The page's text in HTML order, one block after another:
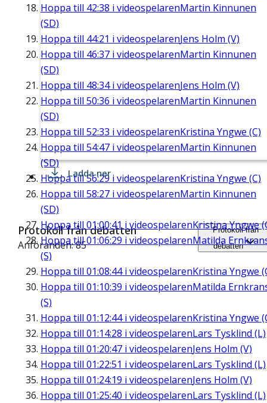
Hoppa till 42:38 i videospelarenMartin Kinnunen
(SD)
Hoppa till 44:21 i videospelarenJens Holm (V)
Hoppa till 46:37 i videospelarenMartin Kinnunen
(SD)
Hoppa till 48:34i videospelarenJens Holm (V)
Hoppa till 50:36 i videospelarenMartin Kinnunen
(SD)
Hoppa till 52:33 i videospelarenKristina Yngwe (C)
Hoppa till 54:47 i videospelarenMartin Kinnunen
(SD)
Hoppa till56:29 i videospelarenKristina Yngwe (C)
Hoppa till 58:27 i videospelarenMartin Kinnunen
(SD)
Hoppa till 01:00:41 i videospelarenKristina Yngwe
Hoppa till01:06:29 i videospelarenMatilda
(S)
Hoppa till 01:08:44i videospelarenKristina Yngwe
Hoppa till 01:10:39 i videospelarenMatilda
(S)
Hoppa till 01:12:44i videospelarenKristina Yngwe
Hoppa till 01:14:28 i videospelarenLars Tysklind (L)
Hoppa till 01:20:47 i videospelarenJens Holm (V)
Hoppa till 01:22:51 i videospelarenLars Tysklind (L)
Hoppa till 01:24:19 i videospelarenJens Holm (V)
Hoppa till 01:25:40 i videospelarenLars Tysklind (L)
Ladda ner
Protokoll från debatten
Anföranden: 85
Protokoll från
debatten